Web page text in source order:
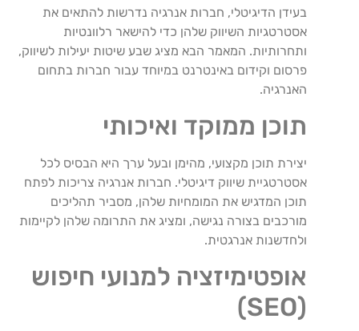
בעידן הדיגיטלי, חברות אנרגיה נדרשות להתאים את
אסטרטגיות השיווק שלהן כדי להישאר רלוונטיות
ותחרותיות. המאמר הבא מציג שבע שיטות יעילות לשיווק,
פרסום וקידום באינטרנט במיוחד עבור חברות בתחום
האנרגיה.
תוכן ממוקד ואיכותי
יצירת תוכן מקצועי, מהימן ובעל ערך היא הבסיס לכל
אסטרטגיית שיווק דיגיטלי. חברות אנרגיה צריכות לפתח
תוכן המדגיש את המומחיות שלהן, מסביר תהליכים
מורכבים בצורה נגישה, ומציג את התרומה שלהן לקיימות
ולחדשנות אנרגטית.
אופטימיזציה למנועי חיפוש
(SEO)